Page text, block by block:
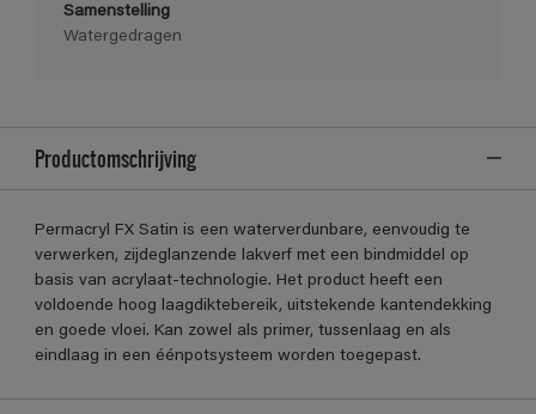
Samenstelling
Watergedragen
Productomschrijving
Permacryl FX Satin is een waterverdunbare, eenvoudig te
verwerken, zijdeglanzende lakverf met een bindmiddel op
basis van acrylaat-technologie. Het product heeft een
voldoende hoog laagdiktebereik, uitstekende kantendekking
en goede vloei. Kan zowel als primer, tussenlaag en als
eindlaag in een éénpotsysteem worden toegepast.